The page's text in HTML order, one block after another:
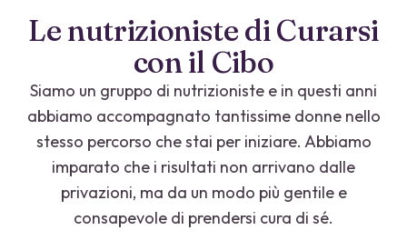
Le nutrizioniste di Curarsi
con il Cibo
Siamo un gruppo di nutrizioniste e in questi anni
abbiamo accompagnato tantissime donne nello
stesso percorso che stai per iniziare. Abbiamo
imparato che i risultati non arrivano dalle
privazioni, ma da un modo più gentile e
consapevole di prendersi cura di sé.